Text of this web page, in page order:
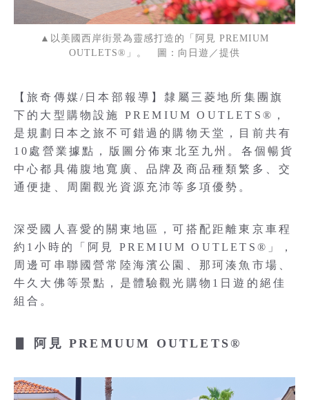
▲以美國西岸街景為靈感打造的「阿見 PREMIUM
OUTLETS®」。 圖：向日遊／提供
【旅奇傳媒/日本部報導】隸屬三菱地所集團旗
下的大型購物設施 PREMIUM OUTLETS®，
是規劃日本之旅不可錯過的購物天堂，目前共有
10處營業據點，版圖分佈東北至九州。各個暢貨
中心都具備腹地寬廣、品牌及商品種類繁多、交
通便捷、周圍觀光資源充沛等多項優勢。
深受國人喜愛的關東地區，可搭配距離東京車程
約1小時的「阿見 PREMIUM OUTLETS®」，
周邊可串聯國營常陸海濱公園、那珂湊魚市場、
牛久大佛等景點，是體驗觀光購物1日遊的絕佳
組合。
▋ 阿見 PREMUUM OUTLETS®